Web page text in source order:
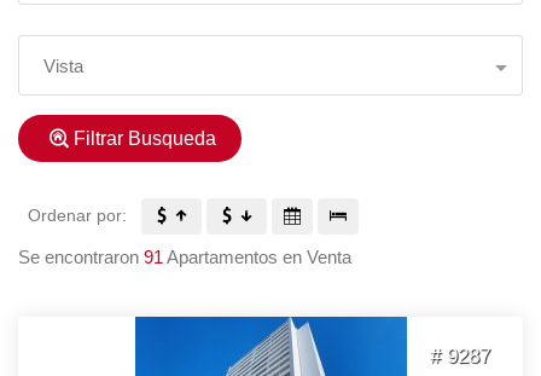
Vista
Filtrar Busqueda
Ordenar por:
Se encontraron 91 Apartamentos en Venta
# 9287